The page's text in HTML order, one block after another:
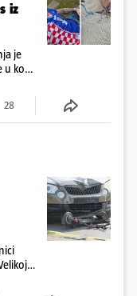
iz
je
komi.
28